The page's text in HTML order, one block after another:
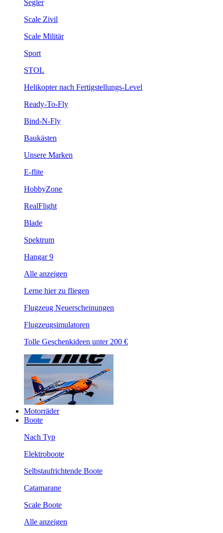
Segler
Scale Zivil
Scale Militär
Sport
STOL
Helikopter nach Fertigstellungs-Level
Ready-To-Fly
Bind-N-Fly
Baukästen
Unsere Marken
E-flite
HobbyZone
RealFlight
Blade
Spektrum
Hangar 9
Alle anzeigen
Lerne hier zu fliegen
Flugzeug Neuerscheinungen
Flugzeugsimulatoren
Tolle Geschenkideen unter 200 €
Motorräder
Boote
Nach Typ
Elektroboote
Selbstaufrichtende Boote
Catamarane
Scale Boote
Alle anzeigen